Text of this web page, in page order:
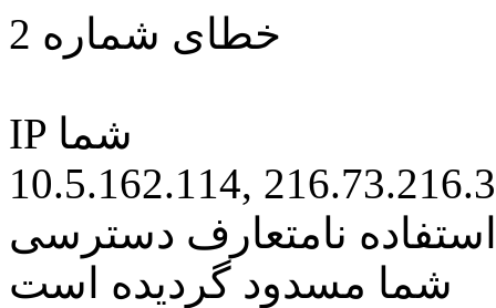
خطای شماره 2
IP شما
10.5.162.114,
نامتعارف دسترسی
شما مسدود گردیده است